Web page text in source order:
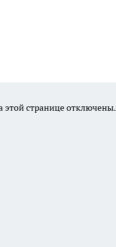
странице отключены.